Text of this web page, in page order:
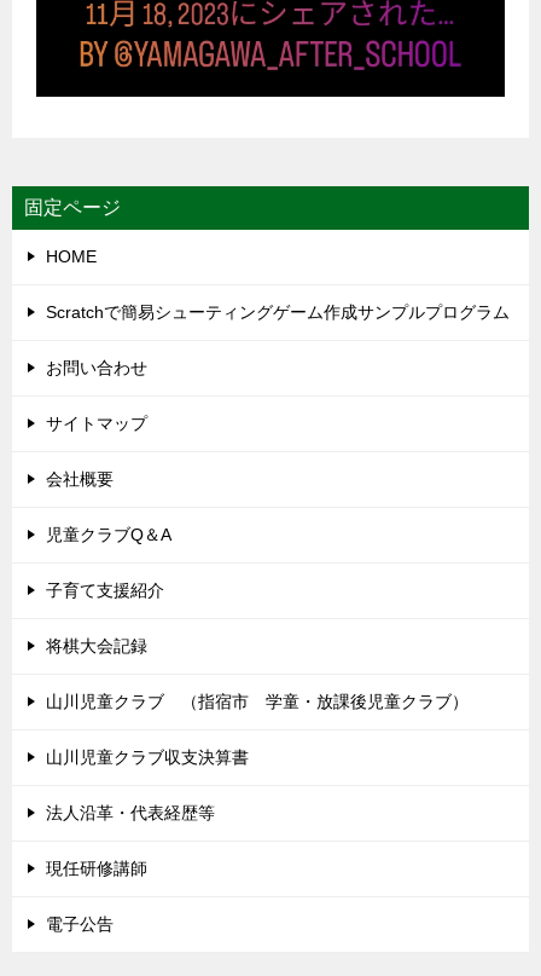
固定ページ
HOME
Scratchで簡易シューティングゲーム作成サンプルプログラム
お問い合わせ
サイトマップ
会社概要
児童クラブQ＆A
子育て支援紹介
将棋大会記録
山川児童クラブ （指宿市 学童・放課後児童クラブ）
山川児童クラブ収支決算書
法人沿革・代表経歴等
現任研修講師
電子公告